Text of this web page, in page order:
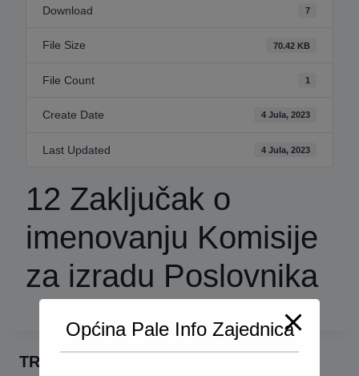
Download 7
File Size 70.42 KB
File Count 1
Create Date 4 Jula, 2023
Last Updated 4 Jula, 2023
12 Zaključak o
imenovanju Komisije
za izradu Poslovnika
TRAŽI
Općina Pale Info Zajednica